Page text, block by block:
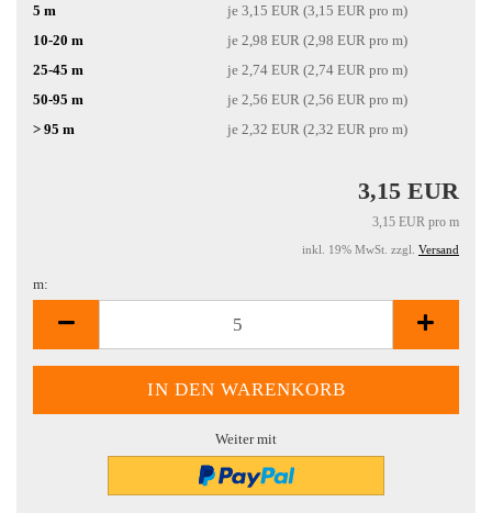
5 m
je 3,15 EUR (3,15 EUR pro m)
10-20 m
je 2,98 EUR (2,98 EUR pro m)
25-45 m
je 2,74 EUR (2,74 EUR pro m)
50-95 m
je 2,56 EUR (2,56 EUR pro m)
> 95 m
je 2,32 EUR (2,32 EUR pro m)
3,15 EUR
3,15 EUR pro m
inkl. 19% MwSt. zzgl. Versand
m:
Weiter mit